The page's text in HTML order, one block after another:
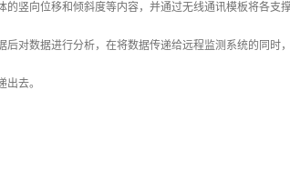
的竖向位移和倾斜度等内容，并通过无线通讯模板将各
后对数据进行分析，在将数据传递给远程监测系统的同
去。